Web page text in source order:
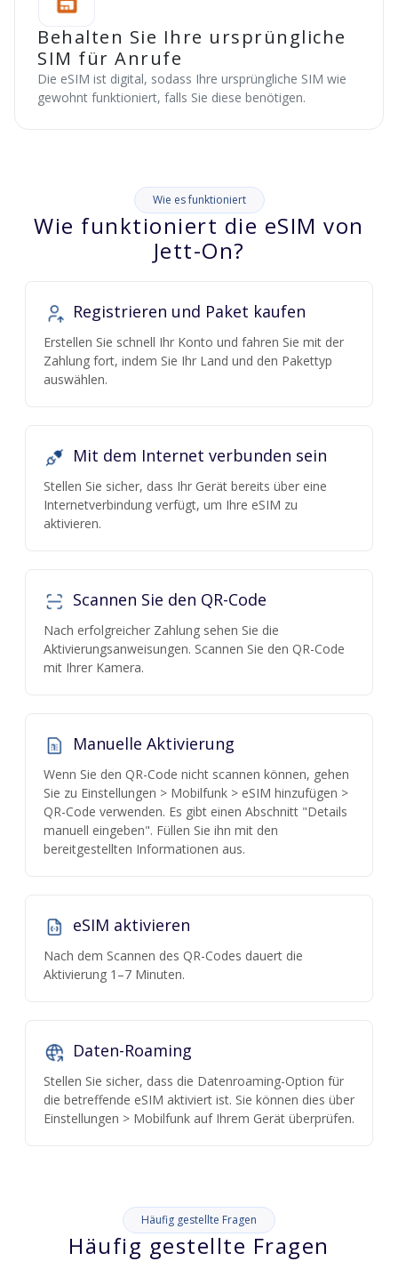
Behalten Sie Ihre ursprüngliche
SIM für Anrufe
Die eSIM ist digital, sodass Ihre ursprüngliche SIM wie
gewohnt funktioniert, falls Sie diese benötigen.
Wie es funktioniert
Wie funktioniert die eSIM von
Jett-On?
Registrieren und Paket kaufen
Erstellen Sie schnell Ihr Konto und fahren Sie mit der
Zahlung fort, indem Sie Ihr Land und den Pakettyp
auswählen.
Mit dem Internet verbunden sein
Stellen Sie sicher, dass Ihr Gerät bereits über eine
Internetverbindung verfügt, um Ihre eSIM zu
aktivieren.
Scannen Sie den QR-Code
Nach erfolgreicher Zahlung sehen Sie die
Aktivierungsanweisungen. Scannen Sie den QR-Code
mit Ihrer Kamera.
Manuelle Aktivierung
Wenn Sie den QR-Code nicht scannen können, gehen
Sie zu Einstellungen > Mobilfunk > eSIM hinzufügen >
QR-Code verwenden. Es gibt einen Abschnitt "Details
manuell eingeben". Füllen Sie ihn mit den
bereitgestellten Informationen aus.
eSIM aktivieren
Nach dem Scannen des QR-Codes dauert die
Aktivierung 1–7 Minuten.
Daten-Roaming
Stellen Sie sicher, dass die Datenroaming-Option für
die betreffende eSIM aktiviert ist. Sie können dies über
Einstellungen > Mobilfunk auf Ihrem Gerät überprüfen.
Häufig gestellte Fragen
Häufig gestellte Fragen